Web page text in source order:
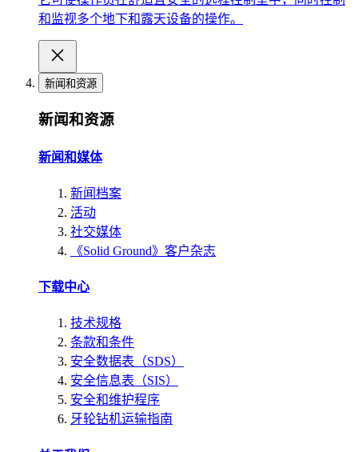
和监视多个地下和露天设备的操作。
新闻和资源
新闻和资源
新闻和媒体
新闻档案
活动
社交媒体
《Solid Ground》客户杂志
下载中心
技术规格
条款和条件
安全数据表（SDS）
安全信息表（SIS）
安全和维护程序
牙轮钻机运输指南